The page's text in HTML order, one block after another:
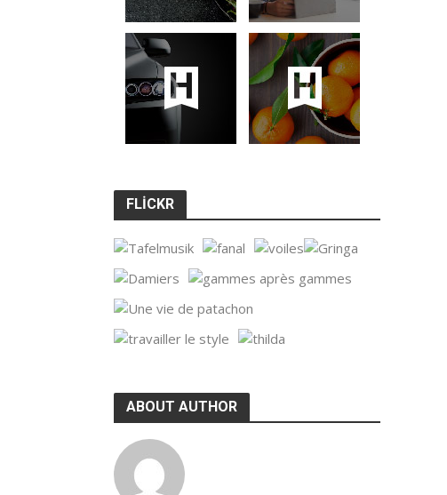
FLICKR
ABOUT AUTHOR